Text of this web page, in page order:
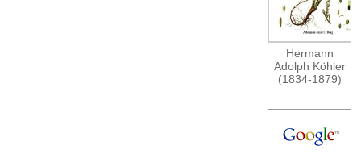
Hermann
Adolph Köhler
(1834-1879)